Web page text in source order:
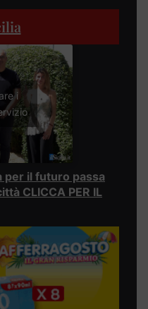
i
per il futuro passa
CLICCA PER IL